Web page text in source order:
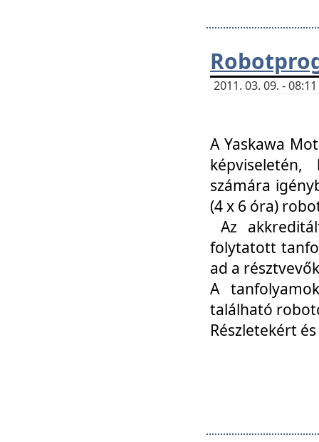
2011. 03. 09. -
A Yaskawa
számára
(4 x 6 óra)
Az
folytatott
ad a
A
található
Részletekért